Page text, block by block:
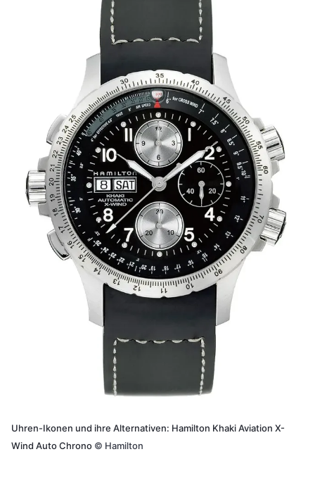
Uhren-Ikonen und ihre Alternativen: Hamilton Khaki Aviation X-
Wind Auto Chrono © Hamilton